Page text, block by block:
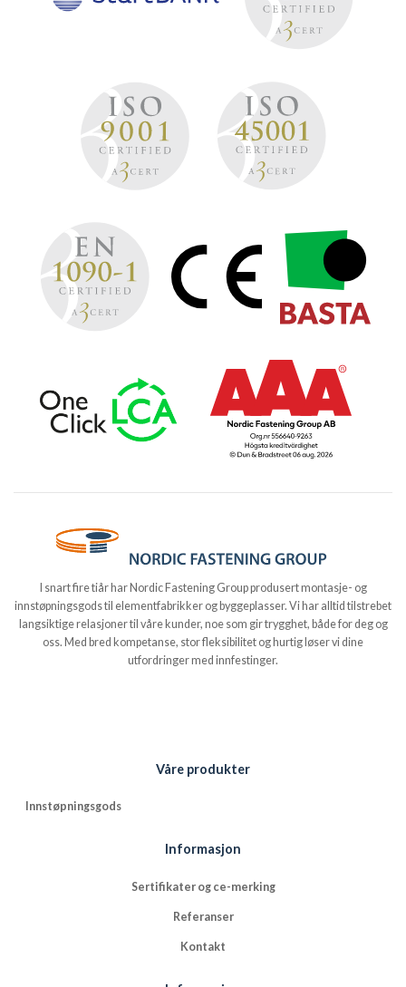
I snart fire tiår har Nordic Fastening Group produsert montasje- og
innstøpningsgods til elementfabrikker og byggeplasser. Vi har alltid tilstrebet
langsiktige relasjoner til våre kunder, noe som gir trygghet, både for deg og
oss. Med bred kompetanse, stor fleksibilitet og hurtig løser vi dine
utfordringer med innfestinger.
Våre produkter
Innstøpningsgods
Informasjon
Sertifikater og ce-merking
Referanser
Kontakt